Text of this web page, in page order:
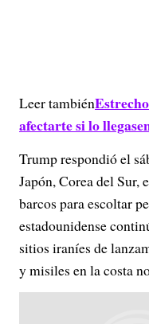
Leer también
afectarte si lo
Trump respondió el
Japón, Corea del Sur,
barcos para escoltar
estadounidense
sitios iraníes de
y misiles en la costa